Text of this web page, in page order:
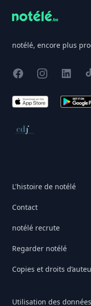
notélé, encore plus
FacebookInstagram
X
App Store Google
Conseil de
L'histoire de notélé
Contact
notélé recrute
Regarder notélé
Copies et droits
Utilisation des données